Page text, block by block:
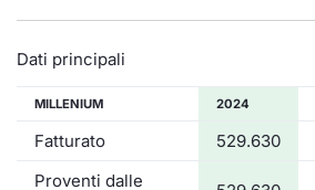
Dati principali
MILLENIUM 2024
Fatturato 529.630
Proventi dalle